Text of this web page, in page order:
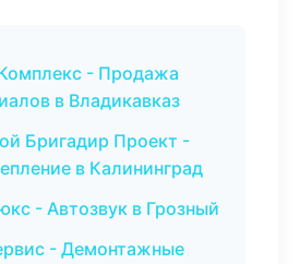
- Продажа
в Владикавказ
Бригадир Проект -
в Калининград
- Автозвук в Грозный
- Демонтажные